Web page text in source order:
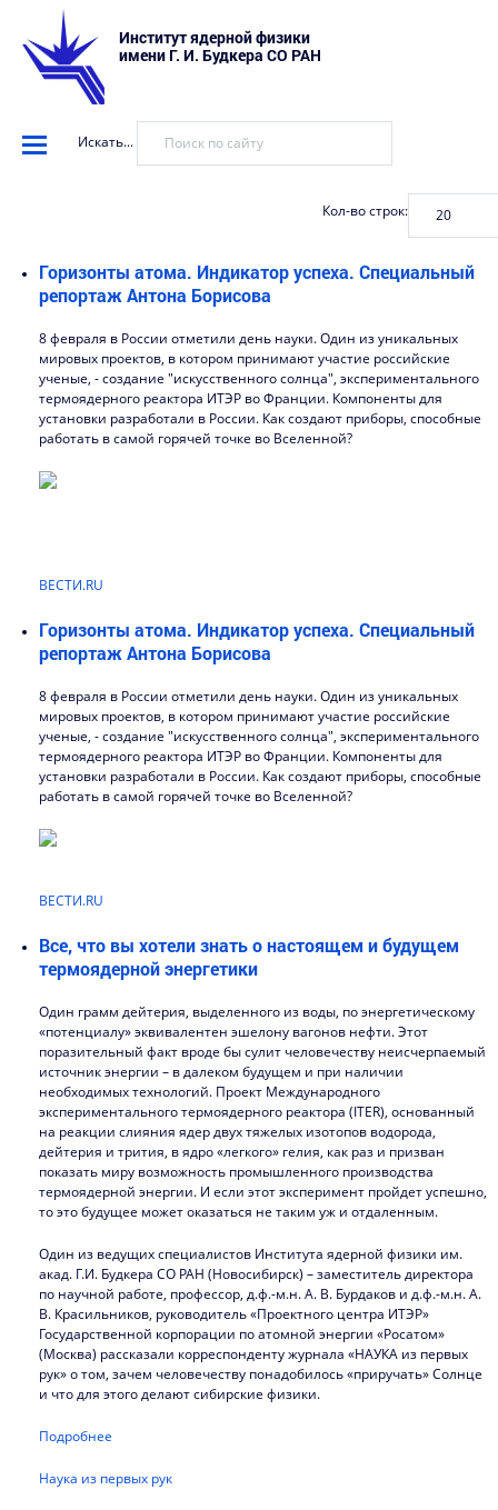
Институт ядерной физики
имени Г. И. Будкера СО РАН
Искать...
Кол-во строк:
Горизонты атома. Индикатор успеха. Специальный
репортаж Антона Борисова
8 февраля в России отметили день науки. Один из уникальных
мировых проектов, в котором принимают участие российские
ученые, - создание "искусственного солнца", экспериментального
термоядерного реактора ИТЭР во Франции. Компоненты для
установки разработали в России. Как создают приборы, способные
работать в самой горячей точке во Вселенной?
ВЕСТИ.RU
Горизонты атома. Индикатор успеха. Специальный
репортаж Антона Борисова
8 февраля в России отметили день науки. Один из уникальных
мировых проектов, в котором принимают участие российские
ученые, - создание "искусственного солнца", экспериментального
термоядерного реактора ИТЭР во Франции. Компоненты для
установки разработали в России. Как создают приборы, способные
работать в самой горячей точке во Вселенной?
ВЕСТИ.RU
Все, что вы хотели знать о настоящем и будущем
термоядерной энергетики
Один грамм дейтерия, выделенного из воды, по энергетическому
«потенциалу» эквивалентен эшелону вагонов нефти. Этот
поразительный факт вроде бы сулит человечеству неисчерпаемый
источник энергии – в далеком будущем и при наличии
необходимых технологий. Проект Международного
экспериментального термоядерного реактора (ITER), основанный
на реакции слияния ядер двух тяжелых изотопов водорода,
дейтерия и трития, в ядро «легкого» гелия, как раз и призван
показать миру возможность промышленного производства
термоядерной энергии. И если этот эксперимент пройдет успешно,
то это будущее может оказаться не таким уж и отдаленным.
Один из ведущих специалистов Института ядерной физики им.
акад. Г.И. Будкера СО РАН (Новосибирск) – заместитель директора
по научной работе, профессор, д.ф.-м.н. А. В. Бурдаков и д.ф.-м.н. А.
В. Красильников, руководитель «Проектного центра ИТЭР»
Государственной корпорации по атомной энергии «Росатом»
(Москва) рассказали корреспонденту журнала «НАУКА из первых
рук» о том, зачем человечеству понадобилось «приручать» Солнце
и что для этого делают сибирские физики.
Подробнее
Наука из первых рук